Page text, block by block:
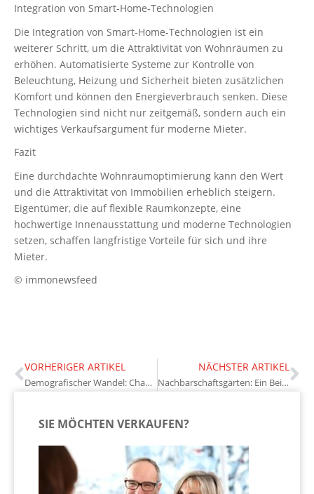
Integration von Smart-Home-Technologien
Die Integration von Smart-Home-Technologien ist ein
weiterer Schritt, um die Attraktivität von Wohnräumen zu
erhöhen. Automatisierte Systeme zur Kontrolle von
Beleuchtung, Heizung und Sicherheit bieten zusätzlichen
Komfort und können den Energieverbrauch senken. Diese
Technologien sind nicht nur zeitgemäß, sondern auch ein
wichtiges Verkaufsargument für moderne Mieter.
Fazit
Eine durchdachte Wohnraumoptimierung kann den Wert
und die Attraktivität von Immobilien erheblich steigern.
Eigentümer, die auf flexible Raumkonzepte, eine
hochwertige Innenausstattung und moderne Technologien
setzen, schaffen langfristige Vorteile für sich und ihre
Mieter.
© immonewsfeed
VORHERIGER ARTIKEL
Demografischer Wandel: Chancen für Immobilieneigentümer
NÄCHSTER ARTIKEL
Nachbarschaftsgärten: Ein Beitrag zur Wertsteigerung von Immobilien
SIE MÖCHTEN VERKAUFEN?